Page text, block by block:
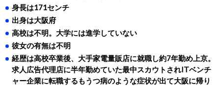
身長は171センチ
出身は大阪府
高校は不明。大学には進学していない
彼女の有無は不明
経歴は高校卒業後、大手家電量販店に就職し約7年勤め上京。
求人広告代理店に半年勤めていた最中スカウトされITベンチ
ャー企業に転職するもうつ病のような症状が出て大阪に帰り